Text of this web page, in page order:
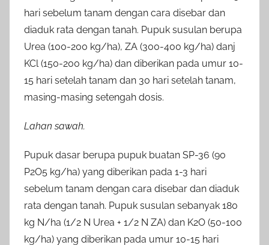
hari sebelum tanam dengan cara disebar dan
diaduk rata dengan tanah. Pupuk susulan berupa
Urea (100-200 kg/ha), ZA (300-400 kg/ha) danj
KCl (150-200 kg/ha) dan diberikan pada umur 10-
15 hari setelah tanam dan 30 hari setelah tanam,
masing-masing setengah dosis.
Lahan sawah.
Pupuk dasar berupa pupuk buatan SP-36 (90
P2O5 kg/ha) yang diberikan pada 1-3 hari
sebelum tanam dengan cara disebar dan diaduk
rata dengan tanah. Pupuk susulan sebanyak 180
kg N/ha (1/2 N Urea + 1/2 N ZA) dan K2O (50-100
kg/ha) yang diberikan pada umur 10-15 hari